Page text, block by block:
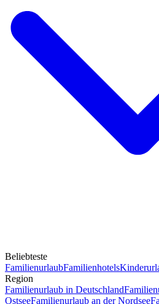
Beliebteste
FamilienurlaubFamilienhotels
Region
Familienurlaub in Deutschland
OstseeFamilienurlaub an der Nordsee